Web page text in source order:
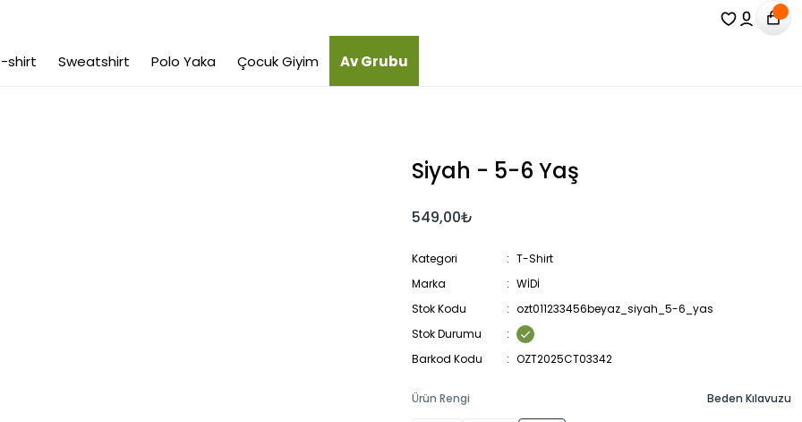
shirt Sweatshirt Polo Yaka Çocuk Giyim Av Grubu
Siyah - 5-6 Yaş
549,00₺
Kategori
T-Shirt
Marka
WİDİ
Stok Kodu
ozt011233456beyaz_siyah_5-6_yas
Stok Durumu
Barkod Kodu
OZT2025CT03342
Ürün Rengi Beden Kılavuzu